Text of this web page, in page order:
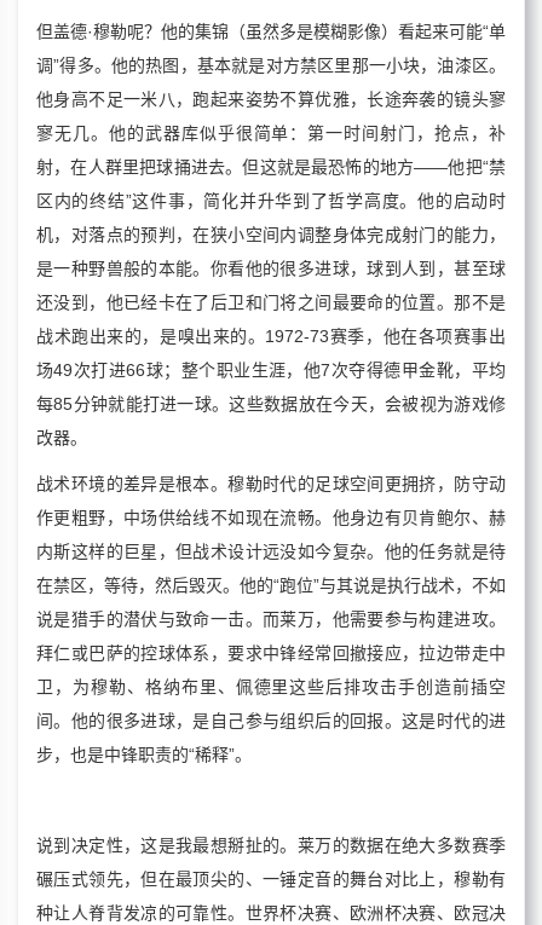
但盖德·穆勒呢？他的集锦（虽然多是模糊影像）看起来可能“单
调”得多。他的热图，基本就是对方禁区里那一小块，油漆区。
他身高不足一米八，跑起来姿势不算优雅，长途奔袭的镜头寥
寥无几。他的武器库似乎很简单：第一时间射门，抢点，补
射，在人群里把球捅进去。但这就是最恐怖的地方——他把“禁
区内的终结”这件事，简化并升华到了哲学高度。他的启动时
机，对落点的预判，在狭小空间内调整身体完成射门的能力，
是一种野兽般的本能。你看他的很多进球，球到人到，甚至球
还没到，他已经卡在了后卫和门将之间最要命的位置。那不是
战术跑出来的，是嗅出来的。1972-73赛季，他在各项赛事出
场49次打进66球；整个职业生涯，他7次夺得德甲金靴，平均
每85分钟就能打进一球。这些数据放在今天，会被视为游戏修
改器。
战术环境的差异是根本。穆勒时代的足球空间更拥挤，防守动
作更粗野，中场供给线不如现在流畅。他身边有贝肯鲍尔、赫
内斯这样的巨星，但战术设计远没如今复杂。他的任务就是待
在禁区，等待，然后毁灭。他的“跑位”与其说是执行战术，不如
说是猎手的潜伏与致命一击。而莱万，他需要参与构建进攻。
拜仁或巴萨的控球体系，要求中锋经常回撤接应，拉边带走中
卫，为穆勒、格纳布里、佩德里这些后排攻击手创造前插空
间。他的很多进球，是自己参与组织后的回报。这是时代的进
步，也是中锋职责的“稀释”。
说到决定性，这是我最想掰扯的。莱万的数据在绝大多数赛季
碾压式领先，但在最顶尖的、一锤定音的舞台对比上，穆勒有
种让人脊背发凉的可靠性。世界杯决赛、欧洲杯决赛、欧冠决